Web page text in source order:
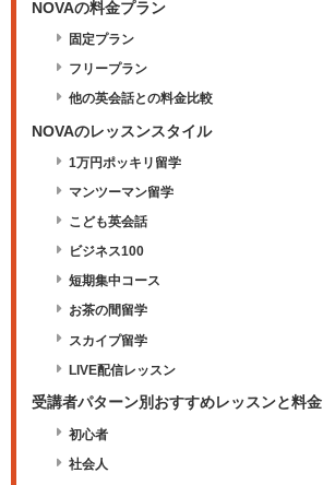
NOVAの料金プラン
固定プラン
フリープラン
他の英会話との料金比較
NOVAのレッスンスタイル
1万円ポッキリ留学
マンツーマン留学
こども英会話
ビジネス100
短期集中コース
お茶の間留学
スカイプ留学
LIVE配信レッスン
受講者パターン別おすすめレッスンと料金
初心者
社会人